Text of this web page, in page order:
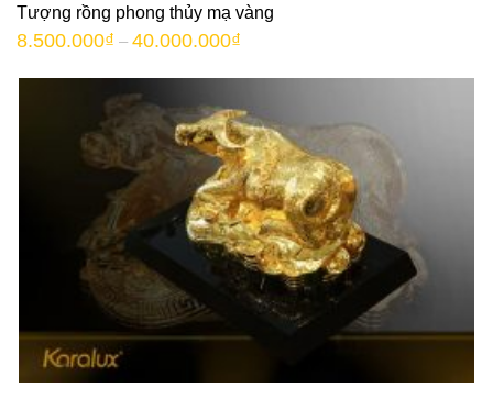
Tượng rồng phong thủy mạ vàng
8.500.000₫ – 40.000.000₫